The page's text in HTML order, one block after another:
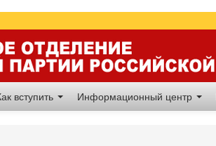
вступить Информационный центр